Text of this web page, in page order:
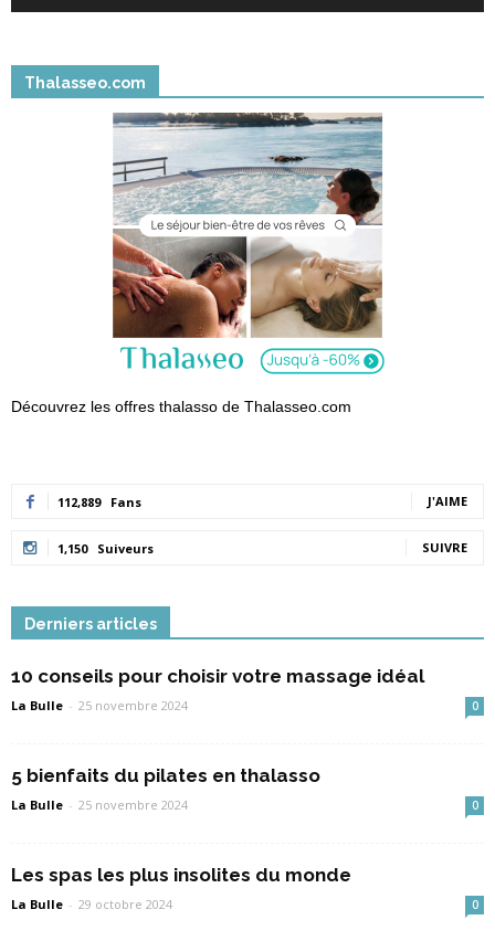
Thalasseo.com
Découvrez les offres thalasso de Thalasseo.com
112,889 Fans J'AIME
1,150 Suiveurs SUIVRE
Derniers articles
10 conseils pour choisir votre massage idéal
La Bulle - 25 novembre 2024 0
5 bienfaits du pilates en thalasso
La Bulle - 25 novembre 2024 0
Les spas les plus insolites du monde
La Bulle - 29 octobre 2024 0